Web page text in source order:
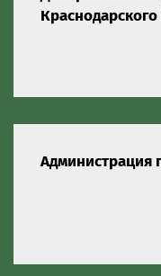
Краснодарского
Администрация